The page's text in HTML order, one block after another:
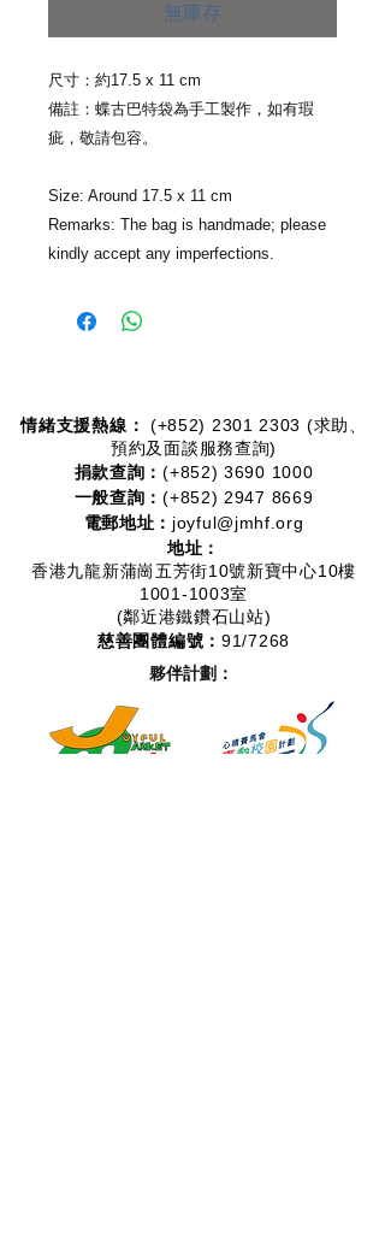
無庫存
尺寸：約17.5 x 11 cm
備註：蝶古巴特袋為手工製作，如有瑕
疵，敬請包容。
Size: Around 17.5 x 11 cm
Remarks: The bag is handmade; please
kindly accept any imperfections.
情緒支援熱線：​​ (+852) 2301 2303 (求助、
預約及面談服務查詢)
捐款查詢：(+852)3690 1000
一般查詢：(+852) 2947 8669
電郵地址： joyful@jmhf.org
地址：
香港九龍新蒲崗五芳街10號新寶中心10樓
1001-1003室
(鄰近港鐵鑽石山站)
慈善團體編號： 91/7268
夥伴計劃：